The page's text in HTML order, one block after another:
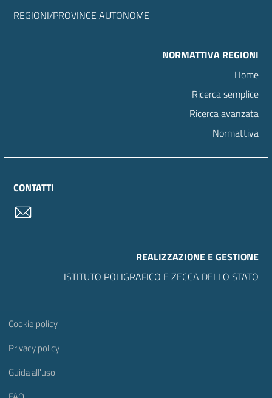
REGIONI/PROVINCE AUTONOME
NORMATTIVA REGIONI
Home
Ricerca semplice
Ricerca avanzata
Normattiva
CONTATTI
REALIZZAZIONE E GESTIONE
ISTITUTO POLIGRAFICO E ZECCA DELLO STATO
Sezione Link Utili
Cookie policy
Privacy policy
Guida all'uso